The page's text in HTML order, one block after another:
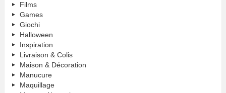
Films
Games
Giochi
Halloween
Inspiration
Livraison & Colis
Maison & Décoration
Manucure
Maquillage